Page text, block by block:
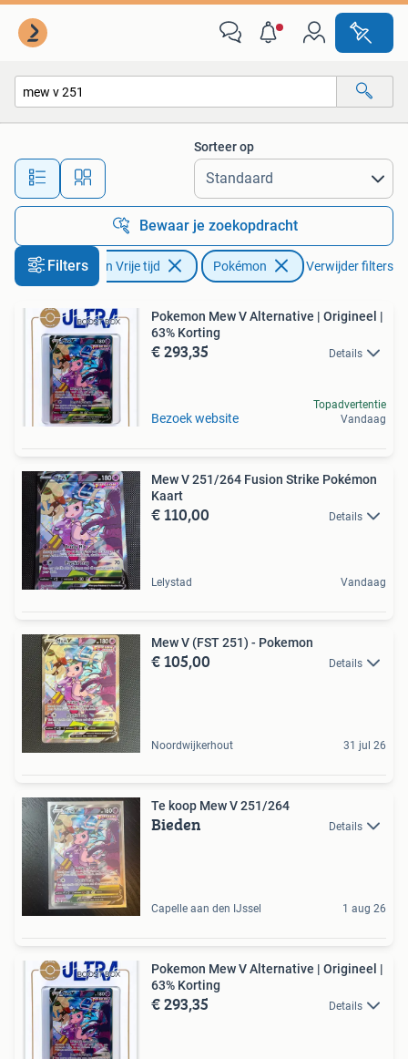
Alle afstanden…
Sorteer op
Bewaar je zoekopdracht
Filters
Hobby en Vrije tijd Pokémon Verwijder filters
Pokemon Mew V Alternative | Origineel |
63% Korting
€ 293,35 Details
Bezoek website
Topadvertentie
Vandaag
Mew V 251/264 Fusion Strike Pokémon
Kaart
€ 110,00 Details
Lelystad Vandaag
Mew V (FST 251) - Pokemon
€ 105,00 Details
Noordwijkerhout 31 jul 26
Te koop Mew V 251/264
Bieden Details
Capelle aan den IJssel 1 aug 26
Pokemon Mew V Alternative | Origineel |
63% Korting
€ 293,35 Details